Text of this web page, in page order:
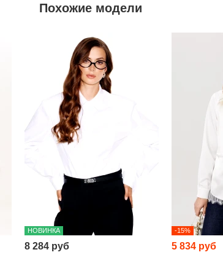
Похожие модели
НОВИНКА
8 284 руб
-15%
5 834 руб